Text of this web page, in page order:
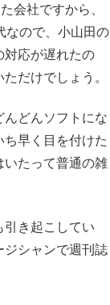
会社ですから、
なので、小山田の
対応が遅れたの
だけでしょう。
んどんソフトにな
早く目を付けた
いたって普通の雑
き起こしてい
ジシャンで週刊誌